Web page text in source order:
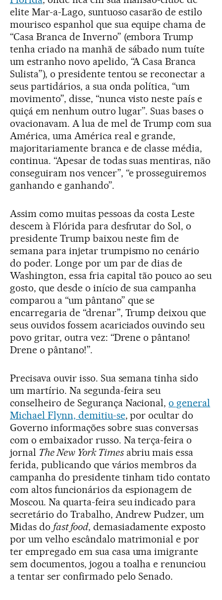
elite Mar-a-Lago, suntuoso casarão de estilo
mourisco espanhol que sua equipe chama de
“Casa Branca de Inverno” (embora Trump
tenha criado na manhã de sábado num tuíte
um estranho novo apelido, “A Casa Branca
Sulista”), o presidente tentou se reconectar a
seus partidários, a sua onda política, “um
movimento”, disse, “nunca visto neste país e
quiçá em nenhum outro lugar”. Suas bases o
ovacionavam. A lua de mel de Trump com sua
América, uma América real e grande,
majoritariamente branca e de classe média,
continua. “Apesar de todas suas mentiras, não
conseguiram nos vencer”, “e prosseguiremos
ganhando e ganhando”.
Assim como muitas pessoas da costa Leste
descem à Flórida para desfrutar do Sol, o
presidente Trump baixou neste fim de
semana para injetar trumpismo no cenário
do poder. Longe por um par de dias de
Washington, essa fria capital tão pouco ao seu
gosto, que desde o início de sua campanha
comparou a “um pântano” que se
encarregaria de “drenar”, Trump deixou que
seus ouvidos fossem acariciados ouvindo seu
povo gritar, outra vez: “Drene o pântano!
Drene o pântano!”.
Precisava ouvir isso. Sua semana tinha sido
um martírio. Na segunda-feira seu
conselheiro de Segurança Nacional,o general
Michael Flynn, demitiu-se, por ocultar do
Governo informações sobre suas conversas
com o embaixador russo. Na terça-feira o
jornal The New York Timesabriu mais essa
ferida, publicando que vários membros da
campanha do presidente tinham tido contato
com altos funcionários da espionagem de
Moscou. Na quarta-feira seu indicado para
secretário do Trabalho, Andrew Pudzer, um
Midas do fast food, demasiadamente exposto
por um velho escândalo matrimonial e por
ter empregado em sua casa uma imigrante
sem documentos, jogou a toalha e renunciou
a tentar ser confirmado pelo Senado.